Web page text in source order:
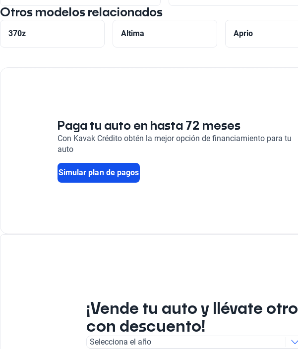
Otros modelos relacionados
370z Altima Aprio
Paga tu auto en hasta 72 meses
Con Kavak Crédito obtén la mejor opción de financiamiento para tu
auto
Simular plan de pagos
¡Vende tu auto y llévate otro
con descuento!
Selecciona el año